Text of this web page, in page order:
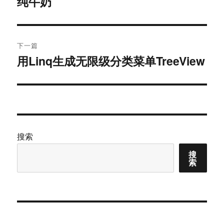
航
文
章：
下一篇
下
文
用Linq生成无限级分类菜单TreeView
搜索
搜
索